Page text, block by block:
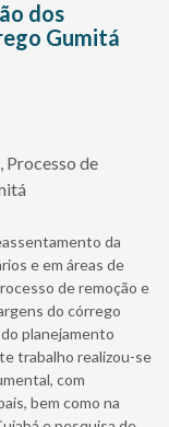
dos
Gumitá
de
da
e em áreas de
de remoção e
do córrego
planejamento
trabalho realizou-se
com
bem como na